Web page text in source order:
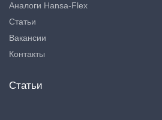
Аналоги Hansa-Flex
Статьи
Вакансии
Контакты
Статьи